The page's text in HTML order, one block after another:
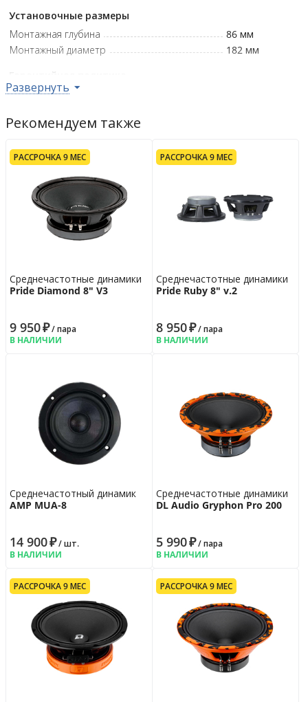
Установочные размеры
Монтажная глубина
86 мм
Монтажный диаметр
182 мм
Гарантийная политика
Возврат
Развернуть
Рекомендуем также
РАССРОЧКА 9 МЕС
Среднечастотные динамики
Pride Diamond 8" V3
9 950₽/ пара
В НАЛИЧИИ
РАССРОЧКА 9 МЕС
Среднечастотные динамики
Pride Ruby 8" v.2
8 950₽/ пара
В НАЛИЧИИ
Среднечастотный динамик
AMP MUA-8
14 900₽/ шт.
В НАЛИЧИИ
Среднечастотные динамики
DL Audio Gryphon Pro 200
5 990₽/ пара
В НАЛИЧИИ
РАССРОЧКА 9 МЕС РАССРОЧКА 9 МЕС